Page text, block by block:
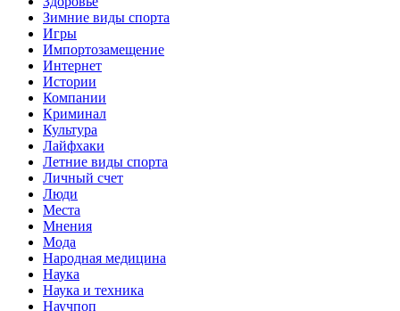
Зимние виды спорта
Игры
Импортозамещение
Интернет
Истории
Компании
Криминал
Культура
Лайфхаки
Летние виды спорта
Личный счет
Люди
Места
Мнения
Мода
Народная медицина
Наука
Наука и техника
Научпоп